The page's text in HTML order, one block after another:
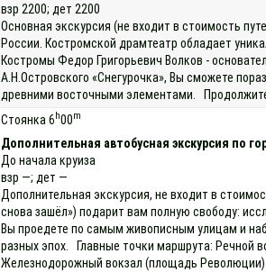
взр 2200; дет 2200
Основная экскурсия (не входит в стоимость
России. Костромской драмтеатр обладает
Костромы Федор Григорьевич Волков -
А.Н.Островского «Снегурочка», Вы сможете
древними восточными элементами.
Стоянка 6 h00m
Дополнительная автобусная экскурсия по
До начала круиза
взр —; дет —
Дополнительная экскурсия, не входит в
снова зашёл») подарит вам полную свободу:
Вы проедете по самым живописным улицам и
разных эпох. Главные точки маршрута: Речной
Железнодорожный вокзал (площадь Революции)